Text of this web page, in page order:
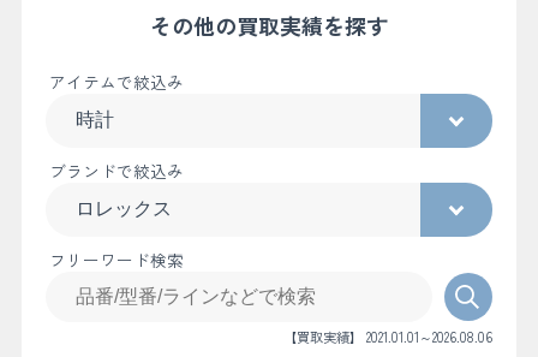
その他の買取実績を探す
アイテムで絞込み
ブランドで絞込み
フリーワード検索
【買取実績】 2021.01.01～2026.08.06